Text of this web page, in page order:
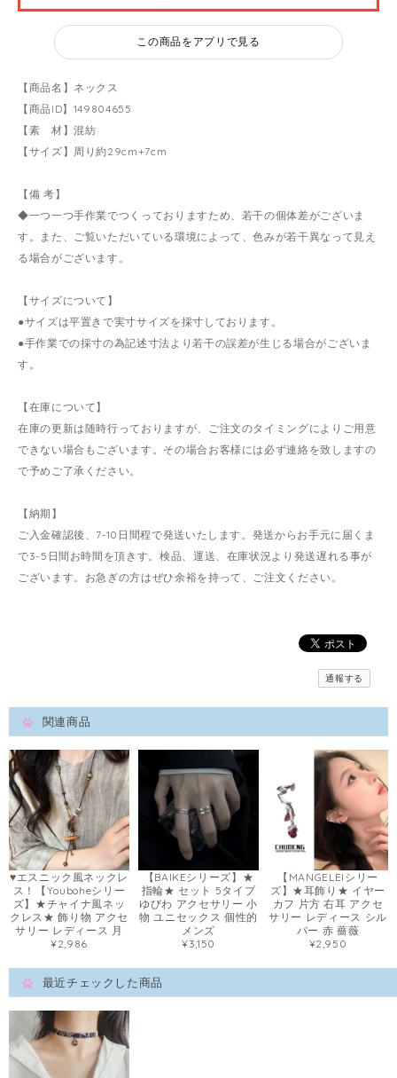
この商品をアプリで見る
【商品名】ネックス
【商品ID】149804655
【素 材】混紡
【サイズ】周り約29cm+7cm
【備 考】
◆一つ一つ手作業でつくっておりますため、若干の個体差がございま
す。また、ご覧いただいている環境によって、色みが若干異なって見え
る場合がございます。
【サイズについて】
●サイズは平置きで実寸サイズを採寸しております。
●手作業での採寸の為記述寸法より若干の誤差が生じる場合がございま
す。
【在庫について】
在庫の更新は随時行っておりますが、ご注文のタイミングによりご用意
できない場合もございます。その場合お客様には必ず連絡を致しますの
で予めご了承ください。
【納期】
ご入金確認後、7-10日間程で発送いたします。発送からお手元に届くま
で3-5日間お時間を頂きす。検品、運送、在庫状況より発送遅れる事が
ございます。お急ぎの方はぜひ余裕を持って、ご注文ください。
通報する
関連商品
♥エスニック風ネックレ
ス！【Youboheシリー
ズ】★チャイナ風ネッ
クレス★ 飾り物 アクセ
サリー レディース 月
¥2,986
【BAIKEシリーズ】★
指輪★ セット 5タイプ
ゆびわ アクセサリー 小
物 ユニセックス 個性的
メンズ
¥3,150
【MANGELEIシリー
ズ】★耳飾り★ イヤー
カフ 片方 右耳 アクセ
サリー レディース シル
バー 赤 薔薇
¥2,950
最近チェックした商品